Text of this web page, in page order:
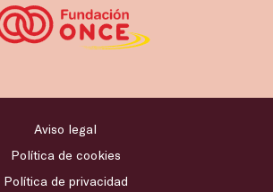
Aviso legal
Política de cookies
Política de privacidad